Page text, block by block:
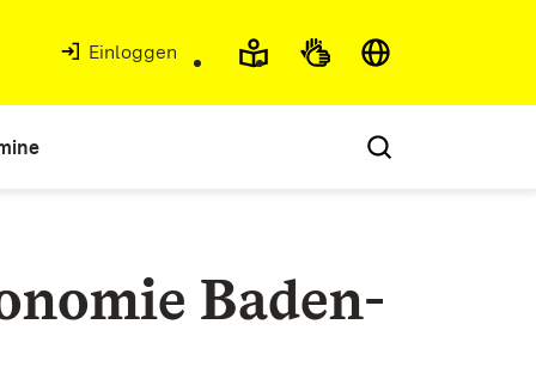
Einloggen
Baden-